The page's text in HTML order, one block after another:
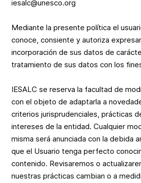
iesalc@unesco.org
Mediante la presente política el
conoce, consiente y autoriza
incorporación de sus datos de
tratamiento de sus datos con los
IESALC se reserva la facultad de
con el objeto de adaptarla a
criterios jurisprudenciales, prácticas
intereses de la entidad. Cualquier
misma será anunciada con la debida
que el Usuario tenga perfecto
contenido. Revisaremos o
nuestras prácticas cambian o a